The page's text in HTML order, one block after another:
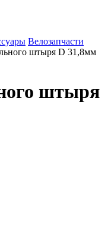
Велозапчасти
штыря D 31,8мм
штыря